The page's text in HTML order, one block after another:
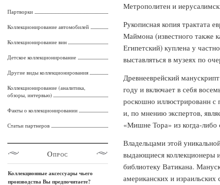
Метрополитен и
Рукописная копия трактата
Маймона (известного
Египетский) куплена у
выставляться в музеях по
Древнееврейский
году и включает в себя
роскошно иллюстрированн
и, по мнению экспертов,
«Мишне Тора» из когда-
Владельцами этой
выдающиеся коллекционеры
библиотеку Ватикана.
американских и
Партворки
Коллекционирование автомобилей
Коллекционирование вин
Детское коллекционирование
Другие виды коллекционирования
Коллекционирование (аналитика,
обзоры, интервью)
Факты о коллекционировании
Статьи партнеров
Опрос
Коллекционные аксессуары чьего
производства Вы предпочитаете?